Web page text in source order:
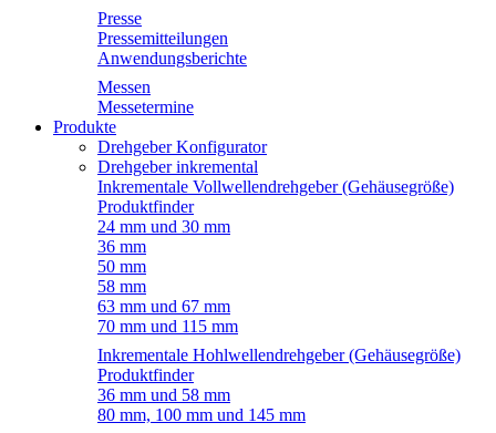
Presse
Pressemitteilungen
Anwendungsberichte
Messen
Messetermine
Produkte
Drehgeber Konfigurator
Drehgeber inkremental
Inkrementale Vollwellendrehgeber (Gehäusegröße)
Produktfinder
24 mm und 30 mm
36 mm
50 mm
58 mm
63 mm und 67 mm
70 mm und 115 mm
Inkrementale Hohlwellendrehgeber (Gehäusegröße)
Produktfinder
36 mm und 58 mm
80 mm, 100 mm und 145 mm